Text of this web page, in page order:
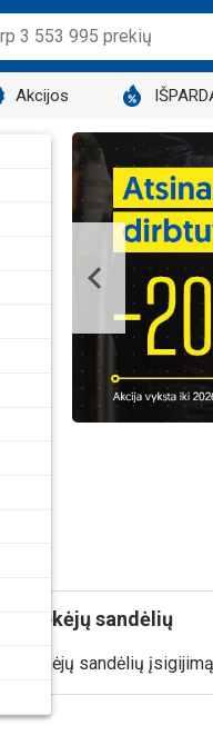
Akcijos
iš tiekėjų sandėlių
iš tiekėjų sandėlių